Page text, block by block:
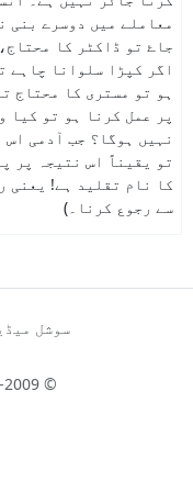
معاملے میں دوسرے بنی
جاۓ تو ڈاکٹر کا محتاج،
اگر کپڑا سلوانا چاہے
ہو تو مستری کا محتاج
پر عمل کرنا ہو تو کیا
نہیں ہوگا؟ جب آدمی اس
تو یقیناً اس نتیجہ پر
کا نام تقلید ہے! یعنی
سے رجوع کرنا۔)
سوشل